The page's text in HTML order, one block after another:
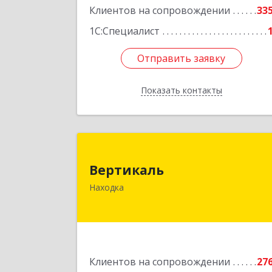
Клиентов на сопровождении
1С:Специалист
1
Отправить заявку
Показать контакты
Отправить заявку
Назад
Вертикаль
Находка
Клиентов на сопровождении
692928, Приморский край, Находка г,